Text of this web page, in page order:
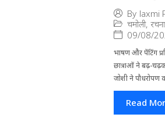
By laxmi
चमोली,
09/08/
भाषण और पेंटिंग
छात्राओं ने बढ़-
जोशी ने पौधरोपण
Read